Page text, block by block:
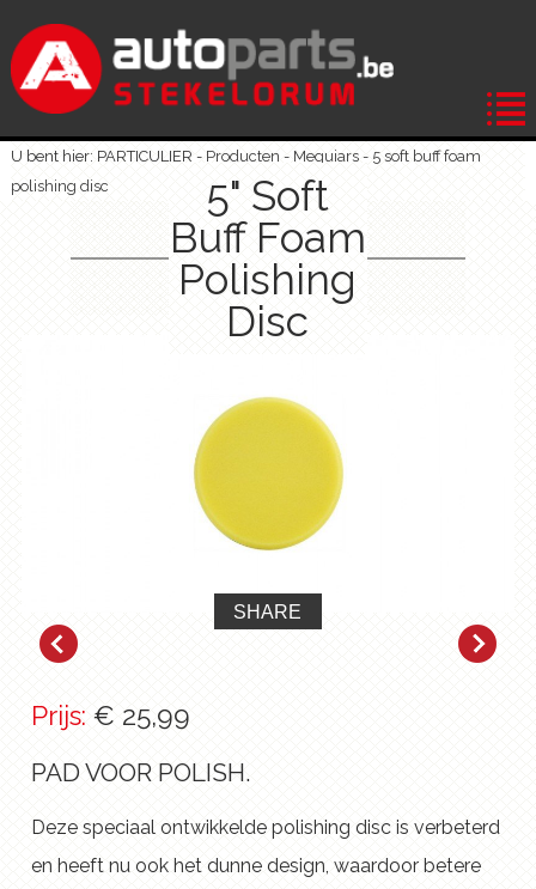
U bent hier: PARTICULIER - Producten - Meguiars- 5 soft buff foam
polishing disc
5" Soft
Buff Foam
Polishing
Disc
SHARE
Prijs: € 25,99
PAD VOOR POLISH.
Deze speciaal ontwikkelde polishing disc is verbeterd
en heeft nu ook het dunne design, waardoor betere